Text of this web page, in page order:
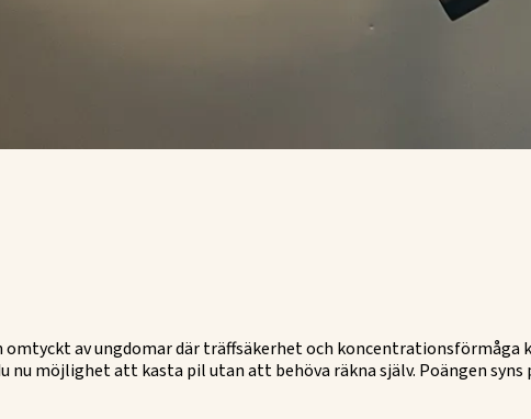
av ungdomar där träffsäkerhet och koncentrationsförmåga
nu möjlighet att kasta pil utan att behöva räkna själv. Poängen syns